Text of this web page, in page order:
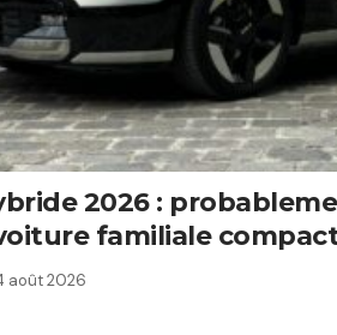
2026 :
familiale
août 2026